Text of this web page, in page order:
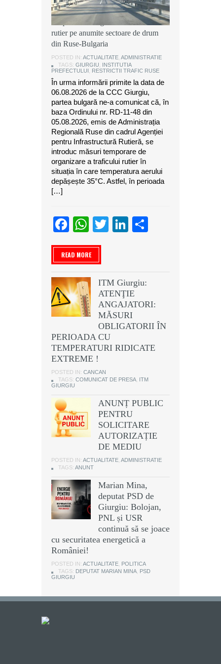
Instituția Prefectului: Măsuri
temporare de organizare a traficului
rutier pe anumite sectoare de drum
din Ruse-Bulgaria
POSTED IN: ACTUALITATE ADMINISTRATIE
TAGS: GIURGIU
INSTITUTIA
PREFECTULUI
RESTRICTII TRAFIC RUSE
În urma informării primite la data de
06.08.2026 de la CCC Giurgiu,
partea bulgară ne-a comunicat că, în
baza Ordinului nr. RD-11-48 din
05.08.2026, emis de Administrația
Regională Ruse din cadrul Agenției
pentru Infrastructură Rutieră, se
introduc măsuri temporare de
organizare a traficului rutier în
situația în care temperatura aerului
depășește 35°C. Astfel, în perioada
[…]
Facebook
WhatsApp
TwitterLinkedIn
READ MORE
ITM Giurgiu:
ATENŢIE
ANGAJATORI:
MĂSURI
OBLIGATORII ÎN
PERIOADA CU
TEMPERATURI RIDICATE
EXTREME !
POSTED IN: CANCAN
TAGS: COMUNICAT DE PRESA ITM
GIURGIU
ANUNȚ PUBLIC
PENTRU
SOLICITARE
AUTORIZAȚIE
DE MEDIU
POSTED IN: ACTUALITATE ADMINISTRATIE
TAGS: ANUNT
Marian Mina,
deputat PSD de
Giurgiu: Bolojan,
PNL și USR
continuă să se joace
cu securitatea energetică a
României!
POSTED IN: ACTUALITATE POLITICA
TAGS: DEPUTAT MARIAN MINA PSD
GIURGIU